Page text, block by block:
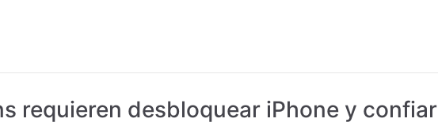
requieren desbloquear iPhone y confiar